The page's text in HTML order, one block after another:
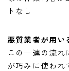
トなし
悪質業者が用い
この一連の流
が巧みに使われ